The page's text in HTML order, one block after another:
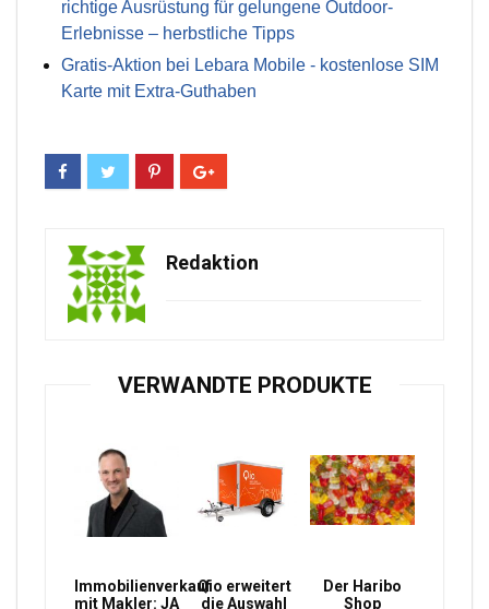
richtige Ausrüstung für gelungene Outdoor-
Erlebnisse – herbstliche Tipps
Gratis-Aktion bei Lebara Mobile - kostenlose SIM
Karte mit Extra-Guthaben
Redaktion
VERWANDTE PRODUKTE
Immobilienverkauf
mit Makler: JA
Qio erweitert
die Auswahl
Der Haribo
Shop